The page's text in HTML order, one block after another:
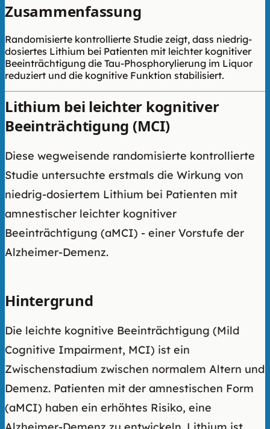
Zusammenfassung
Randomisierte kontrollierte Studie zeigt, dass niedrig-
dosiertes Lithium bei Patienten mit leichter kognitiver
Beeinträchtigung die Tau-Phosphorylierung im Liquor
reduziert und die kognitive Funktion stabilisiert.
Lithium bei leichter kognitiver
Beeinträchtigung (MCI)
Diese wegweisende randomisierte kontrollierte
Studie untersuchte erstmals die Wirkung von
niedrig-dosiertem Lithium bei Patienten mit
amnestischer leichter kognitiver
Beeinträchtigung (aMCI) - einer Vorstufe der
Alzheimer-Demenz.
Hintergrund
Die leichte kognitive Beeinträchtigung (Mild
Cognitive Impairment, MCI) ist ein
Zwischenstadium zwischen normalem Altern und
Demenz. Patienten mit der amnestischen Form
(aMCI) haben ein erhöhtes Risiko, eine